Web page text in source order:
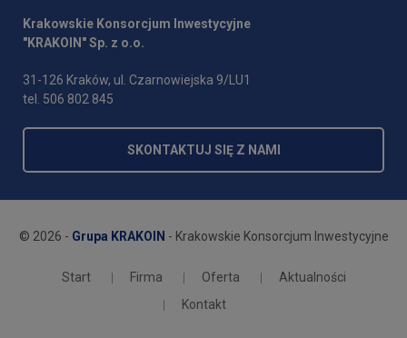
Krakowskie Konsorcjum Inwestycyjne
"KRAKOIN" Sp. z o.o.
31-126 Kraków, ul. Czarnowiejska 9/LU1
tel. 506 802 845
SKONTAKTUJ SIĘ Z NAMI
© 2026 - Grupa KRAKOIN - Krakowskie Konsorcjum Inwestycyjne
Start Firma Oferta
Aktualności
Kontakt